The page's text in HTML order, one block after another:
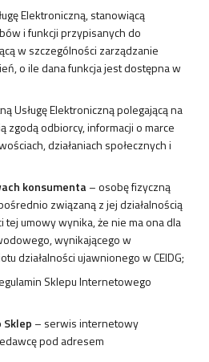
Elektroniczną, stanowiącą
i funkcji przypisanych do
w szczególności zarządzanie
o ile dana funkcja jest dostępna w
Usługę Elektroniczną polegającą na
zgodą odbiorcy, informacji o marce
działaniach społecznych i
konsumenta– osobę fizyczną
związaną z jej działalnością
tej umowy wynika, że nie ma ona dla
wynikającego w
działalności ujawnionego w CEIDG;
Sklepu Internetowego
– serwis internetowy
pod adresem